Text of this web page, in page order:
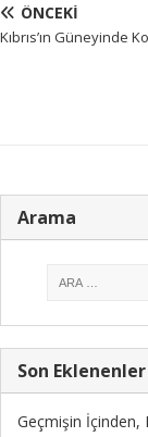
ÖNCEKI
Kıbrıs’ın Güneyinde
Arama
Son Eklenenler
Geçmişin İçinden,